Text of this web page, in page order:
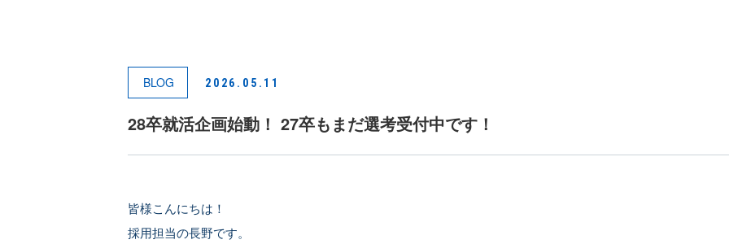
BLOG 2026.05.11
28卒就活企画始動！ 27卒もまだ選考受付中です！
皆様こんにちは！
採用担当の長野です。